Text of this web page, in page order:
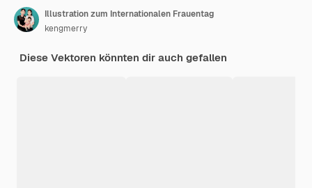
Illustration zum Internationalen Frauentag
kengmerry
Diese Vektoren könnten dir auch gefallen